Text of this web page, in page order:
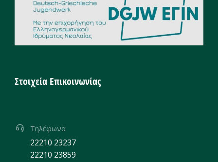
Στοιχεία Επικοινωνίας
Τηλέφωνα
22210 23237
22210 23859